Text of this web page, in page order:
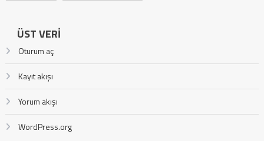
ÜST VERI
Oturum aç
Kayıt akışı
Yorum akışı
WordPress.org